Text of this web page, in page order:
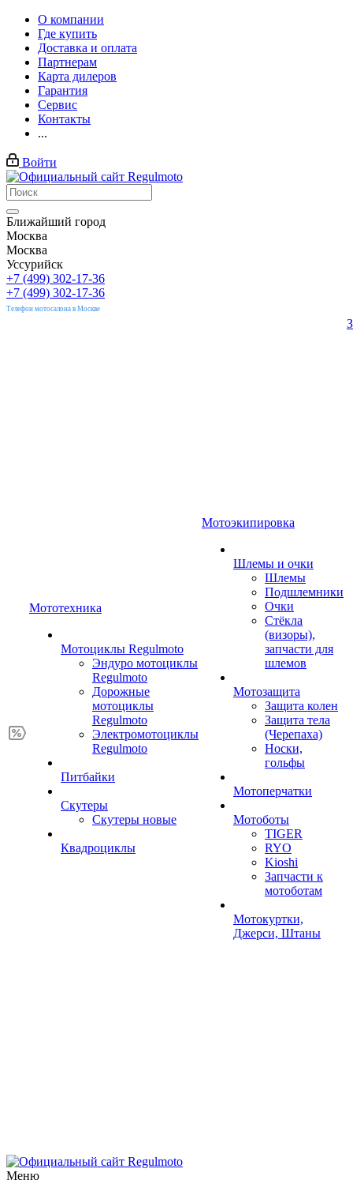
О компании
Где купить
Доставка и оплата
Партнерам
Карта дилеров
Гарантия
Сервис
Контакты
...
Войти
Ближайший город
Москва
Москва
Уссурийск
+7 (499) 302-17-36
+7 (499) 302-17-36
Телефон мотосалона в Москве
Мототехника
Мотоциклы Regulmoto
Эндуро мотоциклы
Regulmoto
Дорожные
мотоциклы
Regulmoto
Электромотоциклы
Regulmoto
Питбайки
Скутеры
Скутеры новые
Квадроциклы
Мотоэкипировка
Шлемы и очки
Шлемы
Подшлемники
Очки
Стёкла
(визоры),
запчасти для
шлемов
Мотозащита
Защита колен
Защита тела
(Черепаха)
Носки,
гольфы
Мотоперчатки
Мотоботы
TIGER
RYO
Kioshi
Запчасти к
мотоботам
Мотокуртки,
Джерси, Штаны
Меню